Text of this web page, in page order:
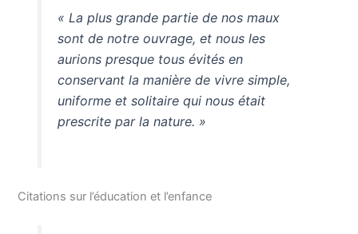
« La plus grande partie de nos maux
sont de notre ouvrage, et nous les
aurions presque tous évités en
conservant la manière de vivre simple,
uniforme et solitaire qui nous était
prescrite par la nature. »
Citations sur l’éducation et l’enfance